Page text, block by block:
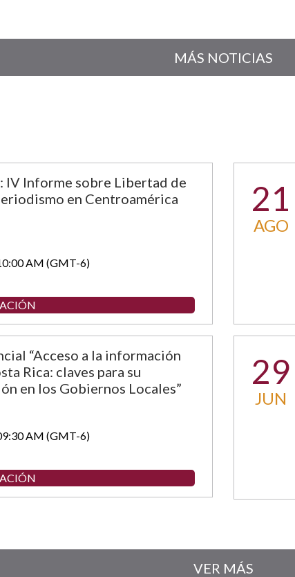
MÁS NOTICIAS
IV Informe sobre Libertad de
en Centroamérica
AM (GMT-6)
21
AGO
“Acceso a la información
Rica: claves para su
en los Gobiernos Locales”
AM (GMT-6)
29
JUN
VER MÁS